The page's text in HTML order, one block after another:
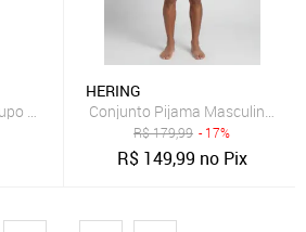
Adulto Masculino 28000-001
HERING
Conjunto Pijama Masculino
R$179,99 - 17%
R$ 149,99 no Pix